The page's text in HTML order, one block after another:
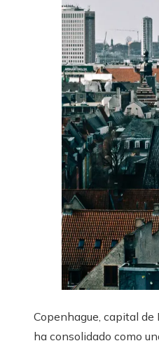
Copenhague, capital de
ha consolidado como